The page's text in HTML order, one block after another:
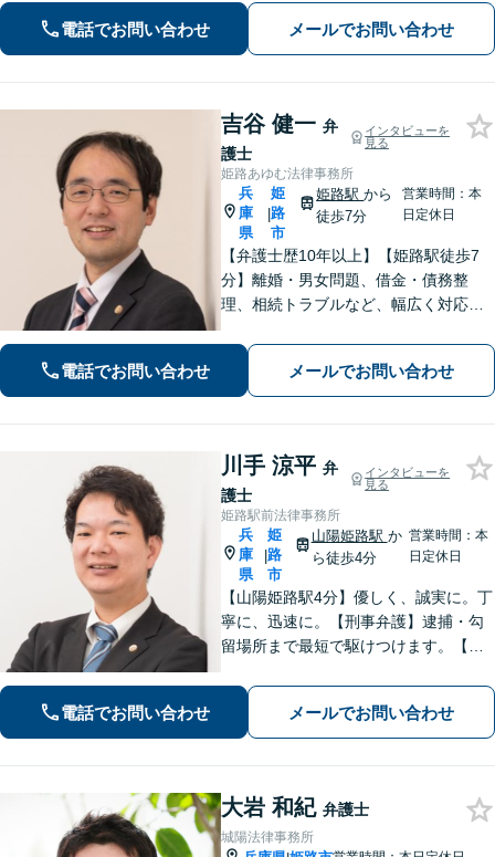
ます。また、問題となっている背景事
情にも気を配り、根本的な解決を目指
電話でお問い合わせ メールでお問い合わせ
吉谷 健一 弁
護士
インタビューを
見る
姫路あゆむ法律事務所
兵
庫
県
|
姫
路
市
姫路駅から
徒歩7分
営業時間：本
日定休日
【弁護士歴10年以上】【姫路駅徒歩7
分】離婚・男女問題、借金・債務整
理、相続トラブルなど、幅広く対応可
すい説明を心がけています。依頼者さ
まの置かれている状況と希望に沿った
最善の解決を目指します。
電話でお問い合わせ メールでお問い合わせ
川手 涼平 弁
護士
インタビューを
見る
姫路駅前法律事務所
兵
庫
県
|
姫
路
市
山陽姫路駅 か
ら徒歩4分
営業時間：本
日定休日
【山陽姫路駅4分】優しく、誠実に。丁
寧に、迅速に。【刑事弁護】逮捕・勾
留場所まで最短で駆けつけます。【債
の生活再建をサポートします。【交通
事故】「こんな相談でも大丈夫だろう
か」と躊躇されている方もご相談くだ
さい。
電話でお問い合わせ メールでお問い合わせ
大岩 和紀 弁護士
城陽法律事務所